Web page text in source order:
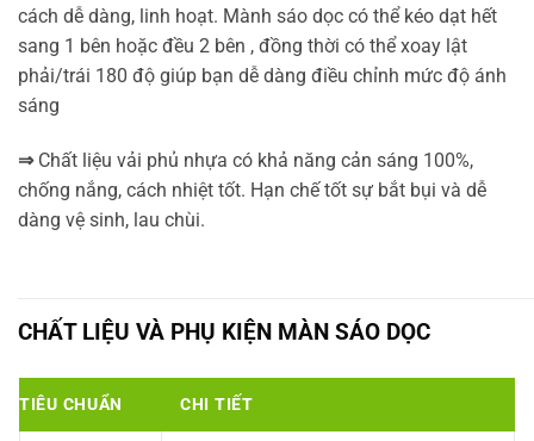
cách dễ dàng, linh hoạt. Mành sáo dọc có thể kéo dạt hết
sang 1 bên hoặc đều 2 bên , đồng thời có thể xoay lật
phải/trái 180 độ giúp bạn dễ dàng điều chỉnh mức độ ánh
sáng
⇒ Chất liệu vải phủ nhựa có khả năng cản sáng 100%,
chống nắng, cách nhiệt tốt. Hạn chế tốt sự bắt bụi và dễ
dàng vệ sinh, lau chùi.
CHẤT LIỆU VÀ PHỤ KIỆN MÀN SÁO DỌC
TIÊU CHUẨN CHI TIẾT